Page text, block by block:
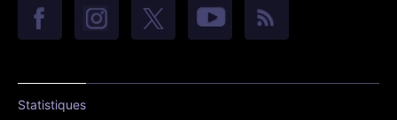
Statistiques